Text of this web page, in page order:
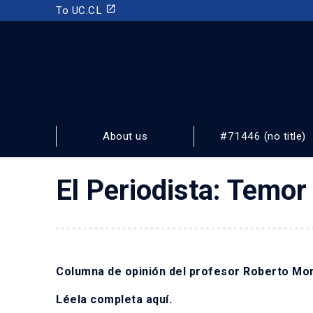
To UC.CL launch
Y TERRITORIALES
FACULTAD DE ARQUITECTURA, DISEÑO Y ESTUDIOS
About us #71446 (no title)
El Periodista:
Columna de opinión del profesor Roberto
Léela completa aquí.